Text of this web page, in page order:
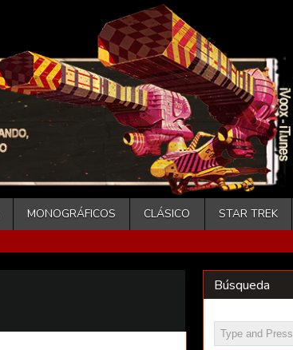
MONOGRÁFICOS CLÁSICO STAR TREK
Búsqueda